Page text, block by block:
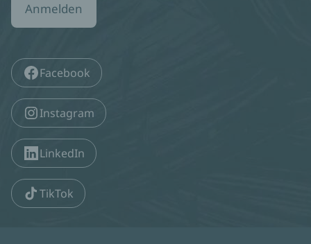
Anmelden
Facebook
Instagram
LinkedIn
TikTok